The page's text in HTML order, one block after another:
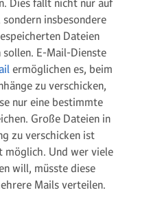
Dies fällt nicht nur auf
insbesondere
Dateien
E-Mail-Dienste
ermöglichen es, beim
zu verschicken,
nur eine bestimmte
Große Dateien in
zu verschicken ist
möglich. Und wer viele
will, müsste diese
Mails verteilen.